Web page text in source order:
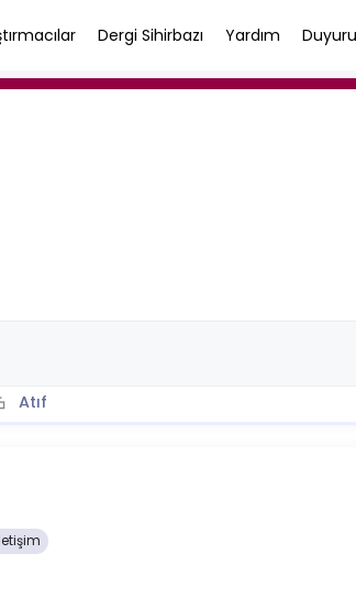
Dergi Sihirbazı Yardım
Atıf